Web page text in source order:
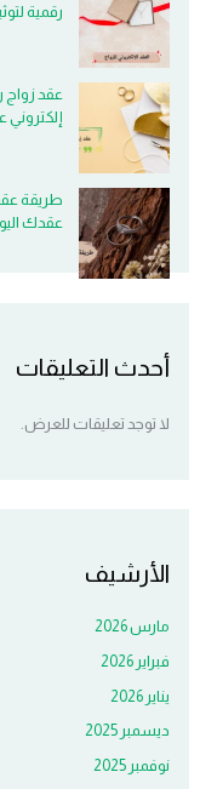
رقمية
عقد زواج
إلكتروني
طريقة
عقدك
أحدث التعليقات
لا توجد تعليقات للعرض.
الأرشيف
مارس 2026
فبراير 2026
يناير 2026
ديسمبر 2025
نوفمبر 2025